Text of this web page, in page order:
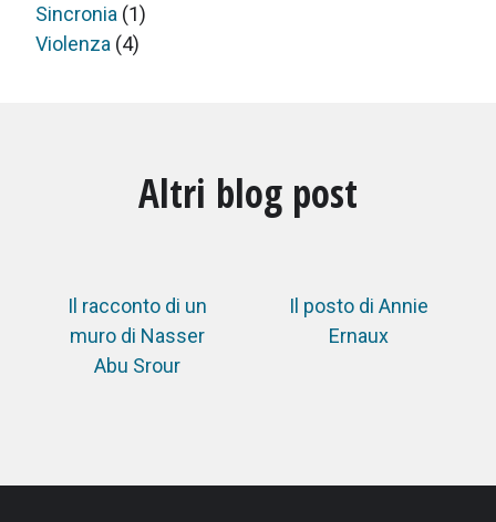
Sincronia (1)
Violenza (4)
Altri blog post
Il racconto di un
muro di Nasser
Abu Srour
Il posto di Annie
Ernaux